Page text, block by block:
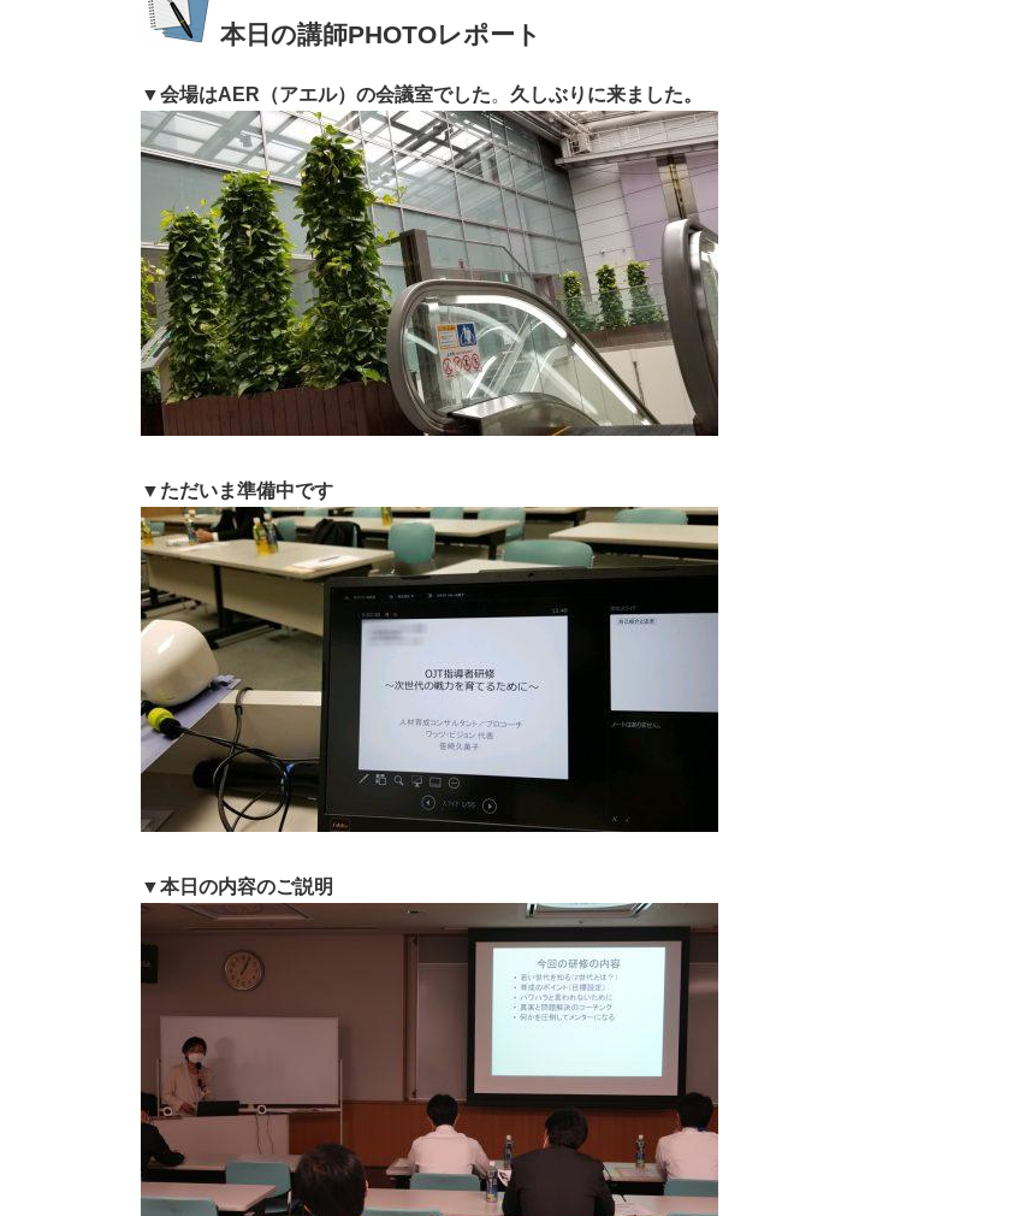
本日の講師PHOTOレポート
▼会場はAER（アエル）の会議室でした。 久しぶりに来ました。
▼ ただいま準備中です
▼本日の内容のご説明